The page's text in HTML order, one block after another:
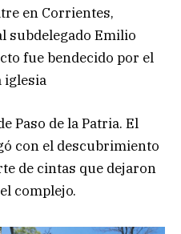
en Corrientes,
subdelegado Emilio
fue bendecido por el
iglesia
Paso de la Patria. El
con el descubrimiento
de cintas que dejaron
complejo.